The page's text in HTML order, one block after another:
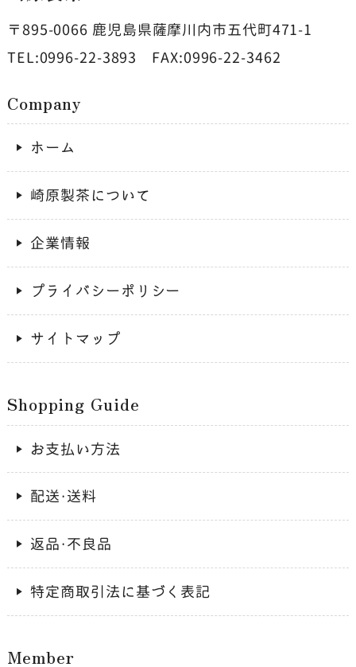
〒895-0066 鹿児島県薩摩川内市五代町471-1
TEL:0996-22-3893
FAX:0996-22-3462
Company
ホーム
崎原製茶について
企業情報
プライバシーポリシー
サイトマップ
Shopping Guide
お支払い方法
配送・送料
返品・不良品
特定商取引法に基づく表記
Member